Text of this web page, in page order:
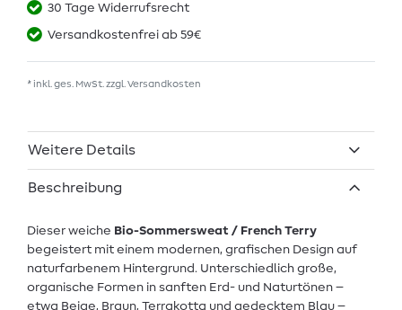
30 Tage Widerrufsrecht
Versandkostenfrei ab 59€
* inkl. ges. MwSt. zzgl. Versandkosten
Weitere Details
Beschreibung
Dieser weiche Bio-Sommersweat / French Terry
begeistert mit einem modernen, grafischen Design auf
naturfarbenem Hintergrund. Unterschiedlich große,
organische Formen in sanften Erd- und Naturtönen –
etwa Beige, Braun, Terrakotta und gedecktem Blau –